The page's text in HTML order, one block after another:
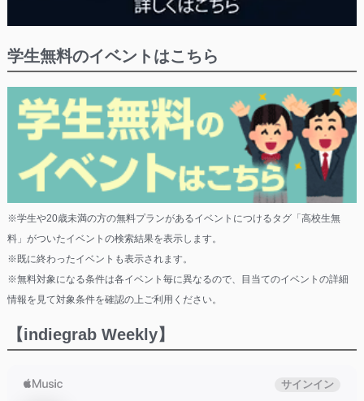
学生無料のイベントはこちら
※学生や20歳未満の方の無料プランがあるイベントにつけるタグ「高校生無
料」がついたイベントの検索結果を表示します。
※既に終わったイベントも表示されます。
※無料対象になる条件は各イベント毎に異なるので、目当てのイベントの詳細
情報を見て対象条件を確認の上ご利用ください。
【indiegrab Weekly】